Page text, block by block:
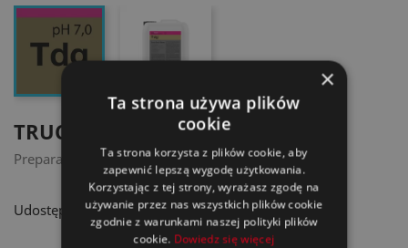
TRUCK DRY & GLOSS
Preparat osuszający klasy Premium
Udostępnij
×
Ta strona używa plików
cookie
Ta strona korzysta z plików cookie, aby
zapewnić lepszą wygodę użytkowania.
Korzystając z tej strony, wyrażasz zgodę na
używanie przez nas wszystkich plików cookie
zgodnie z warunkami naszej polityki plików
cookie. Dowiedz się więcej